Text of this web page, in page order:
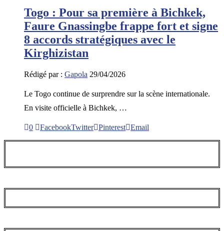
Togo : Pour sa première à Bichkek,
Faure Gnassingbe frappe fort et signe
8 accords stratégiques avec le
Kirghizistan
Rédigé par : Gapola 29/04/2026
Le Togo continue de surprendre sur la scène internationale.
En visite officielle à Bichkek, …
0 FacebookTwitter Pinterest Email